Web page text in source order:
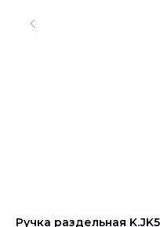
Ручка раздельная